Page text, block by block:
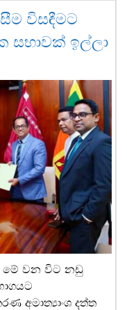
විසඳීමට
සභාවක් ඉල්ලා
මේ වන විට නඩු
අමාත්‍යාංශ දත්ත